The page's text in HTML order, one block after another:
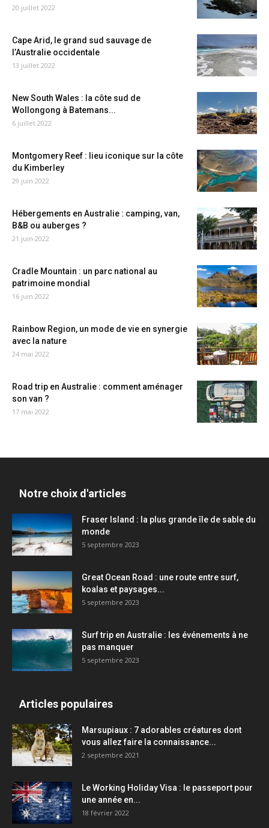
20 juillet 2022
Cape Arid, le grand sud sauvage de
l’Australie occidentale
13 juillet 2022
New South Wales : la côte sud de
Wollongong à Batemans...
6 juillet 2022
Montgomery Reef : lieu iconique sur la côte
du Kimberley
29 juin 2022
Hébergements en Australie : camping, van,
B&B ou auberges ?
21 juin 2022
Cradle Mountain : un parc national au
patrimoine mondial
16 juin 2022
Rainbow Region, un mode de vie en synergie
avec la nature
24 mai 2022
Road trip en Australie : comment aménager
son van ?
17 mai 2022
Notre choix d'articles
Fraser Island : la plus grande île de sable du
monde
5 septembre 2023
Great Ocean Road : une route entre surf,
koalas et paysages...
5 septembre 2023
Surf trip en Australie : les événements à ne
pas manquer
5 septembre 2023
Articles populaires
Marsupiaux : 7 adorables créatures dont
vous allez faire la connaissance...
2 septembre 2021
Le Working Holiday Visa : le passeport pour
une année en...
18 février 2022